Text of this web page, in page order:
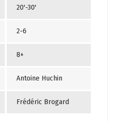
20'-30'
2-6
8+
Antoine Huchin
Frédéric Brogard